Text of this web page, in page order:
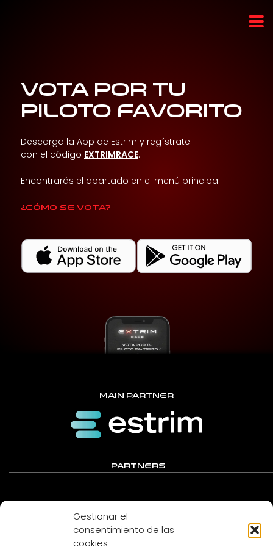
Gestionar el
consentimiento de las
cookies
VOTA POR TU
PILOTO FAVORITO
Descarga la App de Estrim y regístrate
con el código EXTRIMRACE.
Encontrarás el apartado en el menú principal.
¿Cómo se vota?
MAIN PARTNER
PARTNERS